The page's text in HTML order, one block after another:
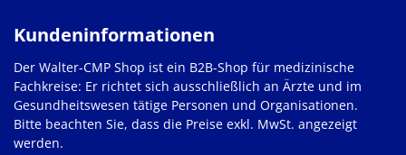
Kundeninformationen
Der Walter-CMP Shop ist ein B2B-Shop für medizinische
Fachkreise: Er richtet sich ausschließlich an Ärzte und im
Gesundheitswesen tätige Personen und Organisationen.
Bitte beachten Sie, dass die Preise exkl. MwSt. angezeigt
werden.